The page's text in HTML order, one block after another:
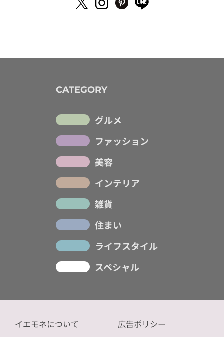
CATEGORY
グルメ
ファッション
美容
インテリア
雑貨
住まい
ライフスタイル
スペシャル
イエモネについて 広告ポリシー